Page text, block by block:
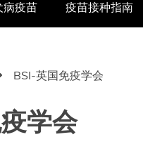
病疫苗 疫苗接种指南
BSI-英国免疫学会
学会